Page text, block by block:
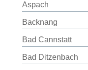
Aspach
Backnang
Bad Cannstatt
Bad Ditzenbach